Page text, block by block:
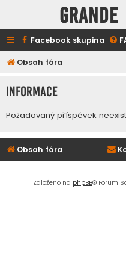
Facebook skupina
Obsah fóra
Informace
Požadovaný příspěvek
Obsah fóra
Založeno na phpBB® Forum